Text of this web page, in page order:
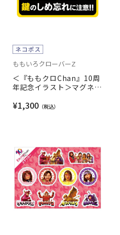
ももいろクローバーZ
＜『ももクロChan』10周
年記念イラスト＞マグネッ
【鍵のしめ忘れに注意】）
¥1,300